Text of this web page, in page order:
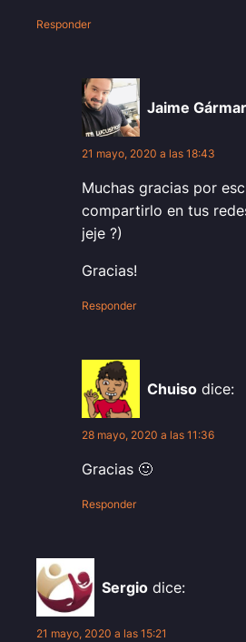
Responder
Jaime Gármar
21 mayo, 2020 a las 18:43
Muchas gracias por
compartirlo en tus
jeje ?)
Gracias!
Responder
Chuiso dice:
28 mayo, 2020 a las 11:36
Gracias 🙂
Responder
Sergio dice:
21 mayo, 2020 a las 15:21